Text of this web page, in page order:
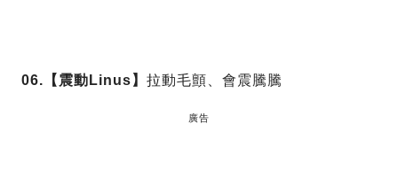
06.【震動Linus】 拉動毛顫、會震騰騰
廣告